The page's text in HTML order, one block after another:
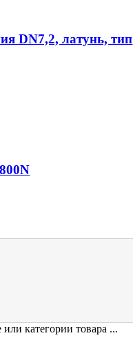
DN7,2, латунь, тип
категории товара ...